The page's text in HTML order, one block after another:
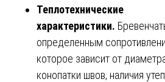
Теплотехнические
характеристики.
определенным
которое зависит от
конопатки швов, наличия